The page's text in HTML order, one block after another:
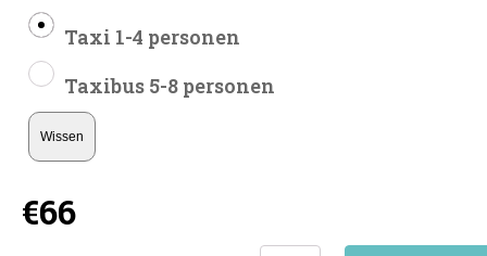
Taxi 1-4 personen
Taxibus 5-8 personen
Wissen
€66